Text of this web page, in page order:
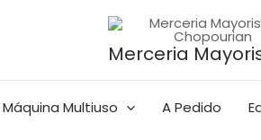
Merceria
Máquina Multiuso A Pedido